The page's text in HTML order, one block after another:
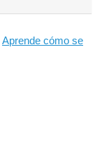
Aprende cómo se